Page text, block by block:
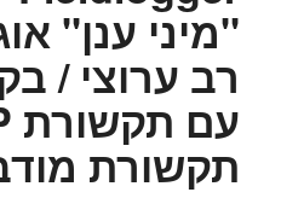
"מיני ענן"
רב ערוצי /
תקשורת